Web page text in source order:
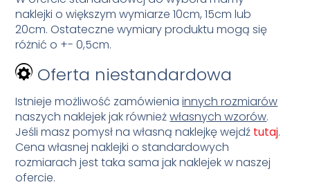
naklejki o większym wymiarze 10cm, 15cm lub
20cm. Ostateczne wymiary produktu mogą się
różnić o +- 0,5cm.
Oferta niestandardowa
Istnieje możliwość zamówieniainnych rozmiarów
naszych naklejek jak równieżwłasnych wzorów.
Jeśli masz pomysł na własną naklejkę wejdź tutaj.
Cena własnej naklejki o standardowych
rozmiarach jest taka sama jak naklejek w naszej
ofercie.